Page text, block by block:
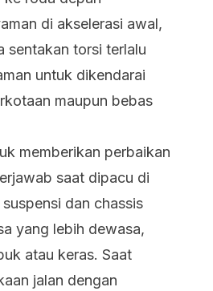
di akselerasi awal,
sentakan torsi terlalu
untuk dikendarai
maupun bebas
memberikan perbaikan
saat dipacu di
dan chassis
yang lebih dewasa,
atau keras. Saat
jalan dengan